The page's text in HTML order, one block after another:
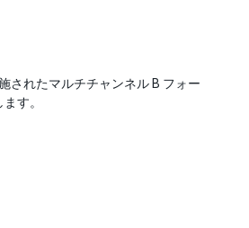
されたマルチチャンネル B フォー
す。